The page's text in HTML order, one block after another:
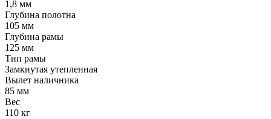
1,8 мм
Глубина полотна
105 мм
Глубина рамы
125 мм
Тип рамы
Замкнутая утепленная
Вылет наличника
85 мм
Вес
110 кг